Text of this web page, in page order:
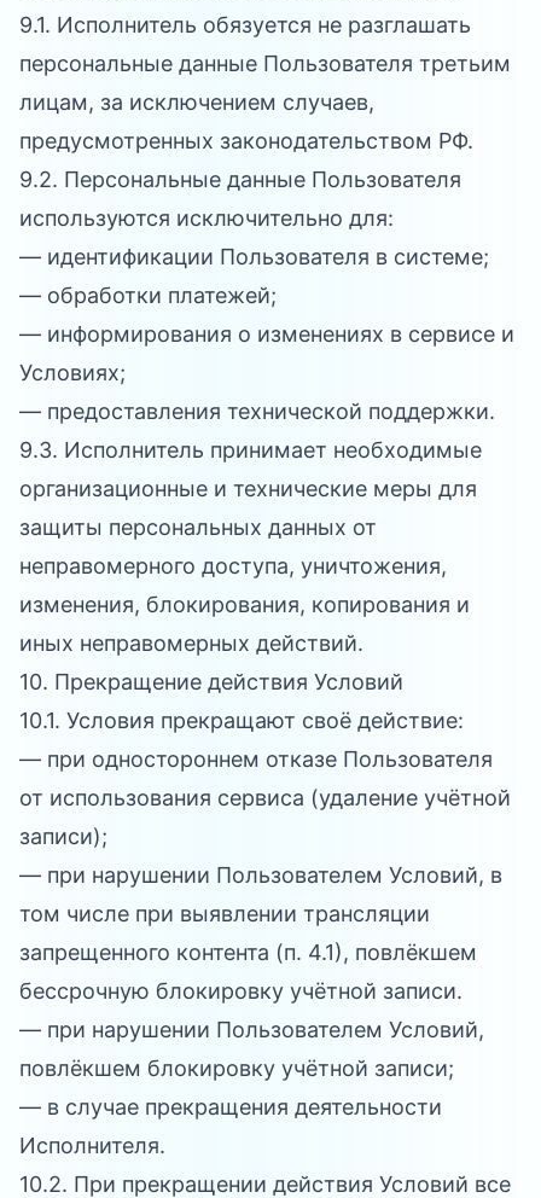
9.1. Исполнитель обязуется не разглашать
персональные данные Пользователя третьим
лицам, за исключением случаев,
предусмотренных законодательством РФ.
9.2. Персональные данные Пользователя
используются исключительно для:
— идентификации Пользователя в системе;
— обработки платежей;
— информирования о изменениях в сервисе и
Условиях;
— предоставления технической поддержки.
9.3. Исполнитель принимает необходимые
организационные и технические меры для
защиты персональных данных от
неправомерного доступа, уничтожения,
изменения, блокирования, копирования и
иных неправомерных действий.
10. Прекращение действия Условий
10.1. Условия прекращают своё действие:
— при одностороннем отказе Пользователя
от использования сервиса (удаление учётной
записи);
— при нарушении Пользователем Условий, в
том числе при выявлении трансляции
запрещенного контента (п. 4.1), повлёкшем
бессрочную блокировку учётной записи.
— при нарушении Пользователем Условий,
повлёкшем блокировку учётной записи;
— в случае прекращения деятельности
Исполнителя.
10.2. При прекращении действия Условий все